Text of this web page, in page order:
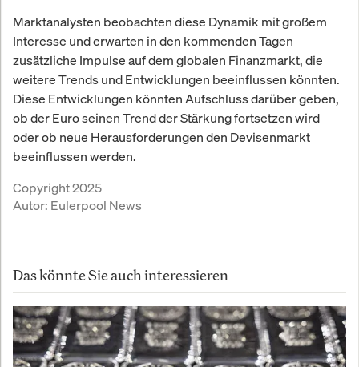
Marktanalysten beobachten diese Dynamik mit großem
Interesse und erwarten in den kommenden Tagen
zusätzliche Impulse auf dem globalen Finanzmarkt, die
weitere Trends und Entwicklungen beeinflussen könnten.
Diese Entwicklungen könnten Aufschluss darüber geben,
ob der Euro seinen Trend der Stärkung fortsetzen wird
oder ob neue Herausforderungen den Devisenmarkt
beeinflussen werden.
Copyright 2025
Autor: Eulerpool News
Das könnte Sie auch interessieren